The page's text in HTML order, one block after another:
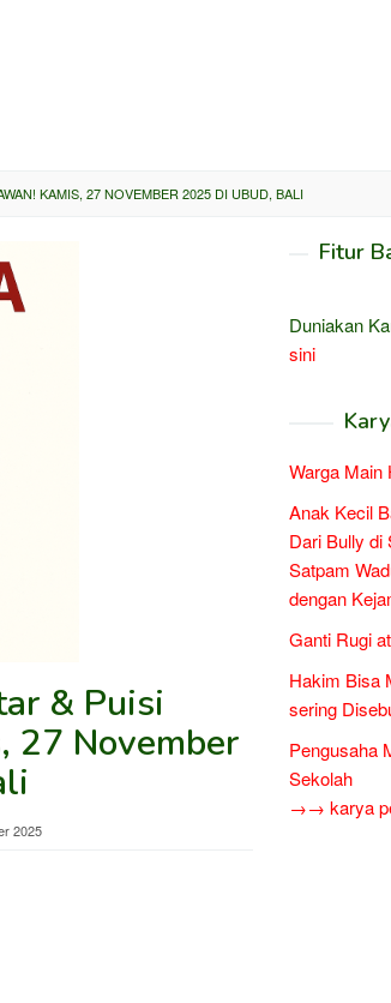
KAMIS, 27 NOVEMBER 2025 DI UBUD, BALI
& Puisi
27 November
2025
Fitur
Duniakan
sini
Warga Main
Anak Kecil
Dari Bully di
Satpam
dengan
Ganti Rugi
Hakim Bisa
sering
Pengusaha
Sekolah
→→ karya